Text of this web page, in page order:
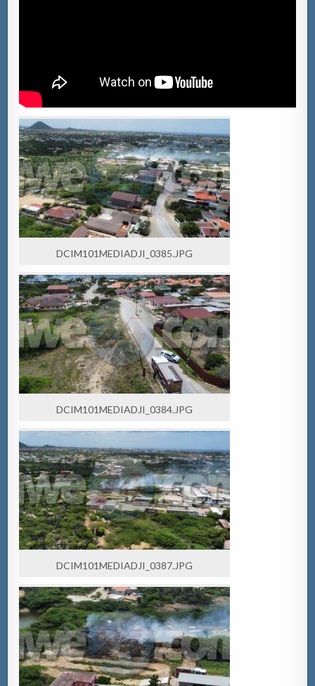
DCIM101MEDIADJI_0385.JPG
DCIM101MEDIADJI_0384.JPG
DCIM101MEDIADJI_0387.JPG